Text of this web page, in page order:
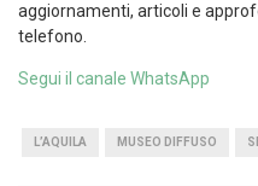
aggiornamenti, articoli e
telefono.
Segui il canale WhatsApp
L’AQUILA MUSEO DIFFUSO